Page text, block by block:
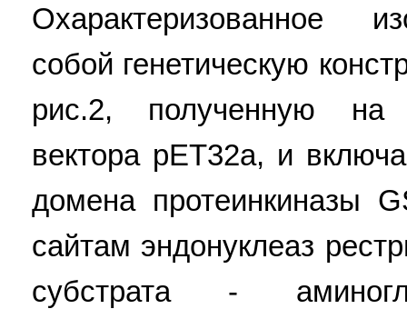
Охарактеризованное
собой генетическую
рис.2, полученную на
вектора pET32a, и
домена протеинкиназы
сайтам эндонуклеаз
субстрата -